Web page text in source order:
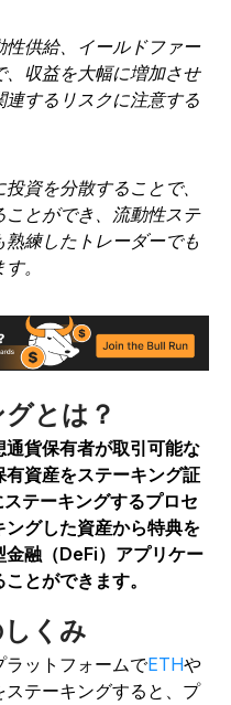
供給、イールドファー
収益を大幅に増加させ
するリスクに注意する
資を分散することで、
とができ、流動性ステ
練したトレーダーでも
。
とは？
貨保有者が取引可能な
有資産をステーキング証
テーキングするプロセ
グした資産から特典を
融（DeFi）アプリケー
とができます。
くみ
ラットフォームでETHや
テーキングすると 、プ